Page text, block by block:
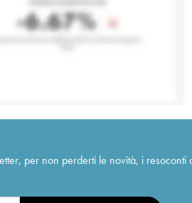
per non perderti le novità, i resoconti